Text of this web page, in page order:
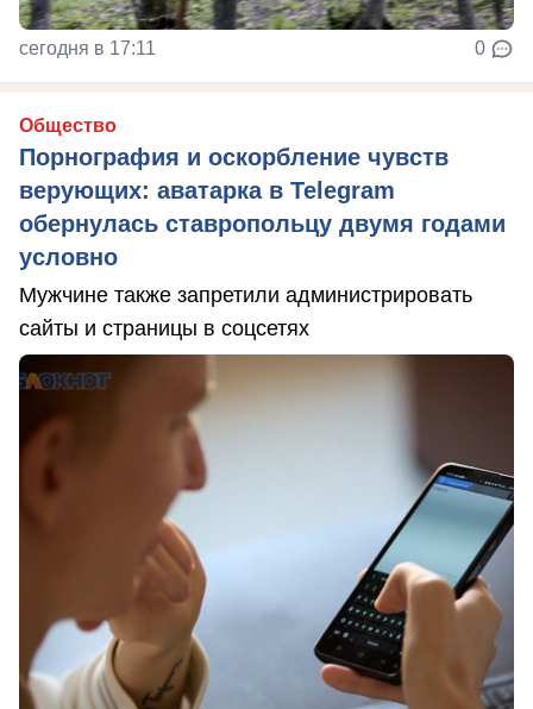
сегодня в 17:11 0
Общество
Порнография и оскорбление чувств
верующих: аватарка в Telegram
обернулась ставропольцу двумя годами
условно
Мужчине также запретили администрировать
сайты и страницы в соцсетях